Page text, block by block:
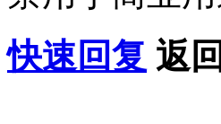
快速回复 返